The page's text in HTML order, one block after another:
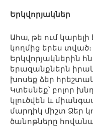
Երկվորյակներ
Ահա, թե ում
կողմից երես
Երկվորյակներին
երազանքներն
խոսեք ձեր
Կտեսնեք՝ բոլոր
կլուծվեն և
մարդիկ միշտ Ձեր
ծանոթները